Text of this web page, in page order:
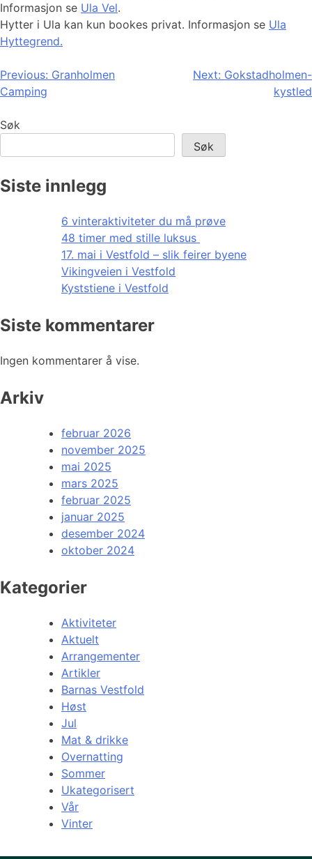
Informasjon se Ula Vel.
Hytter i Ula kan kun bookes privat. Informasjon se Ula
Hyttegrend.
Innleggsnavigasjon
Previous: Granholmen
Camping
Next: Gokstadholmen-
kystled
Søk
Søk
Siste innlegg
6 vinteraktiviteter du må prøve
48 timer med stille luksus
17. mai i Vestfold – slik feirer byene
Vikingveien i Vestfold
Kyststiene i Vestfold
Siste kommentarer
Ingen kommentarer å vise.
Arkiv
februar 2026
november 2025
mai 2025
mars 2025
februar 2025
januar 2025
desember 2024
oktober 2024
Kategorier
Aktiviteter
Aktuelt
Arrangementer
Artikler
Barnas Vestfold
Høst
Jul
Mat & drikke
Overnatting
Sommer
Ukategorisert
Vår
Vinter